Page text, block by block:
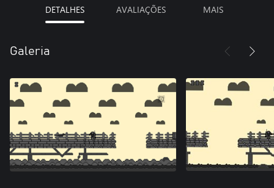
DETALHES AVALIAÇÕES MAIS
Galeria